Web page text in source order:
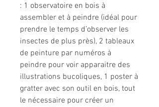
: 1 observatoire en bois à
assembler et à peindre (idéal pour
prendre le temps d’observer les
insectes de plus près), 2 tableaux
de peinture par numéros à
peindre pour voir apparaitre des
illustrations bucoliques, 1 poster à
gratter avec son outil en bois, tout
le nécessaire pour créer un